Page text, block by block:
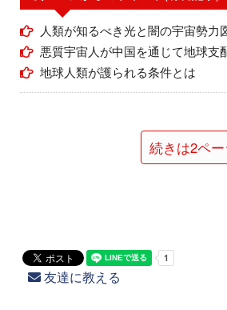
人類が知るべき光と闇の宇宙勢力
悪質宇宙人が中国を通じて地球支
地球人類が護られる条件とは
続きは2ペ
友達に教える